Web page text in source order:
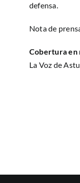
defensa.
Nota de
Cobertura en
La Voz de